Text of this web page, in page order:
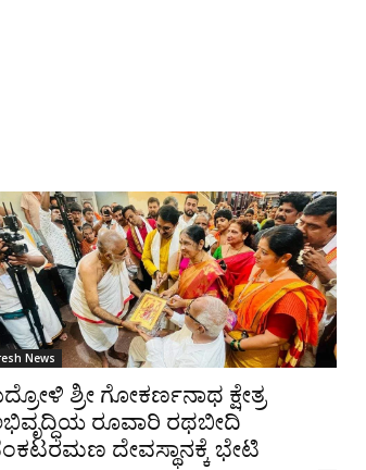
News
ಶ್ರೀ ಗೋಕರ್ಣನಾಥ ಕ್ಷೇತ್ರ
ರೂವಾರಿ ರಥಬೀದಿ
ದೇವಸ್ಥಾನಕ್ಕೆ ಭೇಟಿ